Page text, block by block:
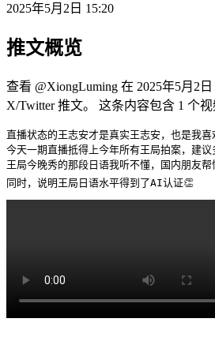
2025年5月2日 15:20
推文概览
查看 @XiongLuming 在 2025年5月2
X/Twitter 推文。 这条内容包含 1 个视
直播状态的王志安才是真实王志安，也是我喜
今天一期直播抵得上今年所有王局拍案，建
王局今晚秀的那段日语我听不懂，国内朋友
同时，说明王局日语水平得到了AI认证👏